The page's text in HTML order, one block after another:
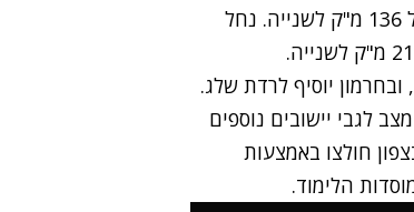
עלה מפלס הכנרת ב-80 ס"מ. הזרימות בנהר הירדן הגיעו לספיקה של 136 מ"ק לשנייה. נחל
יוסיף לרדת שלג.
לגבי יישובים נוספים
חולצו באמצעות
הלימוד.